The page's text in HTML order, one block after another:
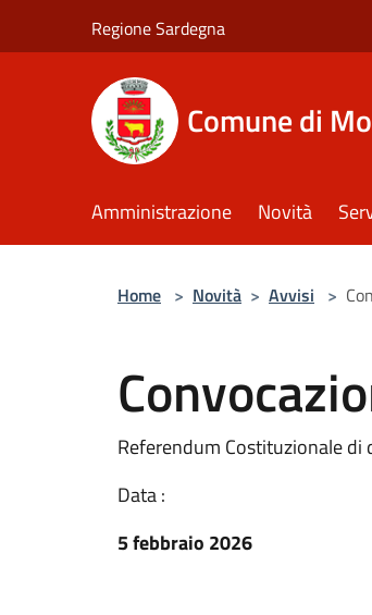
Regione Sardegna
Comune di
Amministrazione Novità
Home > Novità > Avvisi >
Referendum Costituzionale di
Data :
5 febbraio 2026